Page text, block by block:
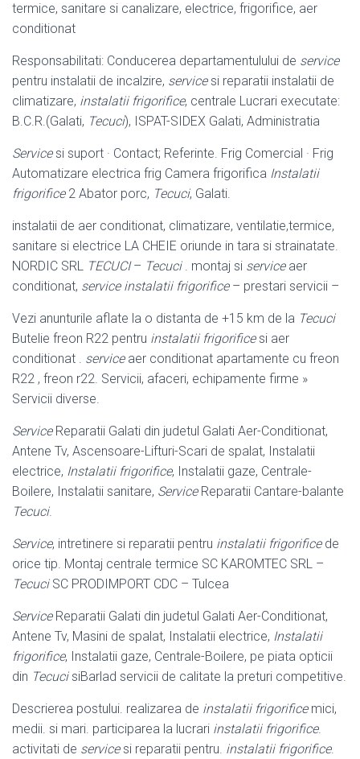
termice, sanitare si canalizare, electrice, frigorifice, aer
conditionat
Responsabilitati: Conducerea departamentulului de service
pentru instalatii de incalzire, servicesi reparatii instalatii de
climatizare, instalatii frigorifice, centrale Lucrari executate:
B.C.R.(Galati, Tecuci), ISPAT-SIDEX Galati, Administratia
Servicesi suport · Contact; Referinte. Frig Comercial · Frig
Automatizare electrica frig Camera frigorifica Instalatii
frigorifice2 Abator porc, Tecuci, Galati.
instalatii de aer conditionat, climatizare, ventilatie,termice,
sanitare si electrice LA CHEIE oriunde in tara si strainatate.
NORDIC SRL TECUCI– Tecuci. montaj si serviceaer
conditionat, service instalatii frigorifice– prestari servicii –
Vezi anunturile aflate la o distanta de +15 km de la Tecuci
Butelie freon R22 pentru instalatii frigorificesi aer
conditionat . serviceaer conditionat apartamente cu freon
R22 , freon r22. Servicii, afaceri, echipamente firme »
Servicii diverse.
ServiceReparatii Galati din judetul Galati Aer-Conditionat,
Antene Tv, Ascensoare-Lifturi-Scari de spalat, Instalatii
electrice, Instalatii frigorifice, Instalatii gaze, Centrale-
Boilere, Instalatii sanitare, ServiceReparatii Cantare-balante
Tecuci.
Service, intretinere si reparatii pentru instalatii frigorificede
orice tip. Montaj centrale termice SC KAROMTEC SRL –
TecuciSC PRODIMPORT CDC – Tulcea
ServiceReparatii Galati din judetul Galati Aer-Conditionat,
Antene Tv, Masini de spalat, Instalatii electrice, Instalatii
frigorifice, Instalatii gaze, Centrale-Boilere, pe piata opticii
din TecucisiBarlad servicii de calitate la preturi competitive.
Descrierea postului. realizarea de instalatii frigorificemici,
medii. si mari. participarea la lucrari instalatii frigorifice.
activitati de servicesi reparatii pentru. instalatii frigorifice.